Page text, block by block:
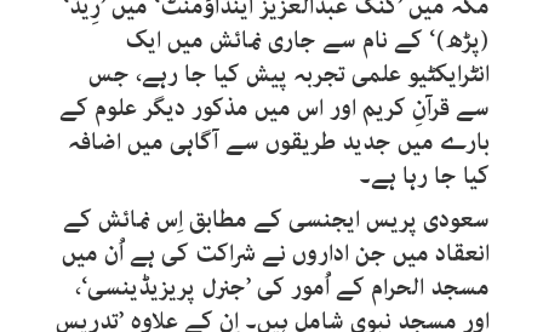
(پڑھ)‘ کے نام سے جاری نمائش میں ایک
انٹرایکٹیو علمی تجربہ پیش کیا جا رہے، جس
سے قرآنِ کریم اور اس میں مذکور دیگر علوم کے
بارے میں جدید طریقوں سے آگاہی میں اضافہ
کیا جا رہا ہے۔
سعودی پریس ایجنسی کے مطابق اِس نمائش کے
انعقاد میں جن اداروں نے شراکت کی ہے اُن میں
مسجد الحرام کے اُمور کی ’جنرل پریزیڈینسی‘،
اور مسجدِ نبوی شامل ہیں۔ اِن کے علاوہ ’تدریسِ